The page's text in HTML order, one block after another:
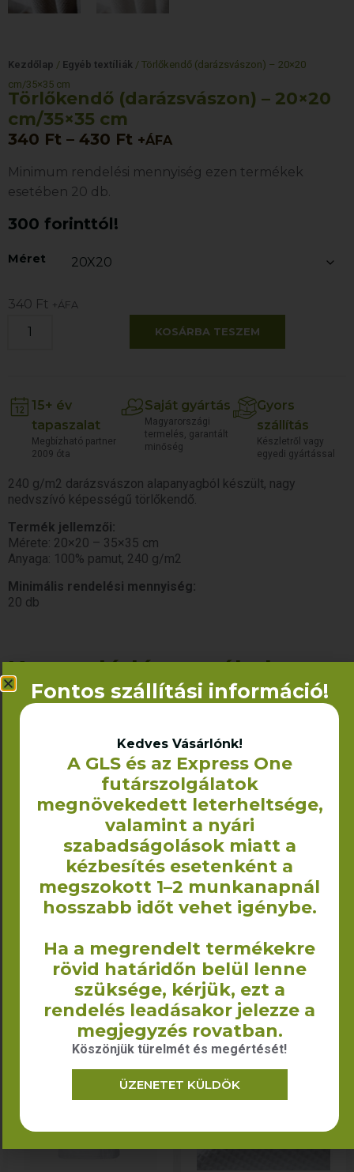
Kezdőlap / Egyéb textíliák / Törlőkendő (darázsvászon) – 20×20
cm/35×35 cm
Törlőkendő (darázsvászon) – 20×20
cm/35×35 cm
340 Ft – 430 Ft +ÁFA
Minimum rendelési mennyiség ezen termékek
esetében 20 db.
300 forinttól!
Méret
340 Ft +ÁFA
KOSÁRBA TESZEM
15+ év
tapaszalat
Megbízható partner
2009 óta
Saját gyártás
Magyarországi
termelés, garantált
minőség
Gyors
szállítás
Készletről vagy
egyedi gyártással
240 g/m2 darázsvászon alapanyagból készült, nagy
nedvszívó képességű törlőkendő.
Termék jellemzői:
Mérete: 20×20 – 35×35 cm
Anyaga: 100% pamut, 240 g/m2
Minimális rendelési mennyiség:
20 db
Kapcsolódó termékek
Ballagó tarisznya
545Ft +ÁFA
KOSÁRBA TESZEM
Szaunalepedő
(darázsmintás) –
75×200 cm
KOSÁRBA TESZEM
Fontos szállítási információ!
Kedves Vásárlónk!
A GLS és az Express One
futárszolgálatok
megnövekedett leterheltsége,
valamint a nyári
szabadságolások miatt a
kézbesítés esetenként a
megszokott 1–2 munkanapnál
hosszabb időt vehet igénybe.
Ha a megrendelt termékekre
rövid határidőn belül lenne
szüksége, kérjük, ezt a
rendelés leadásakor jelezze a
megjegyzés rovatban.
Köszönjük türelmét és megértését!
ÜZENETET KÜLDÖK